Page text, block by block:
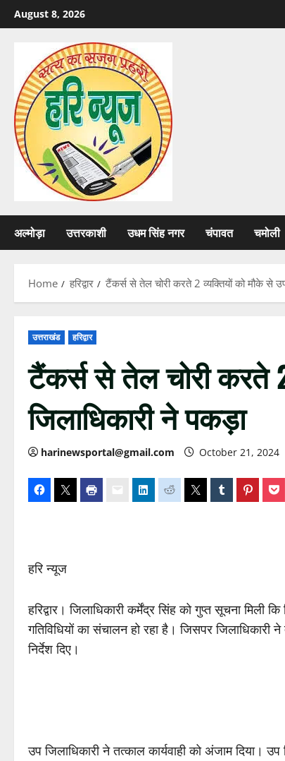
Skip
to
August 8, 2026
अल्मोड़ा उत्तरकाशी उधम सिंह नगर चंपावत चमोली
Home हरिद्वार टैंकर्स से तेल चोरी करते 2 व्यक्तियों को मौके से
उत्तराखंड हरिद्वार
टैंकर्स से तेल चोरी करते
जिलाधिकारी ने पकड़ा
harinewsportal@gmail.com October 21, 2024
हरि न्यूज
हरिद्वार। जिलाधिकारी कर्मेंद्र सिंह को गुप्त सूचना
गतिविधियों का संचालन हो रहा है। जिसपर
निर्देश दिए।
उप जिलाधिकारी ने तत्काल कार्यवाही को अंजाम दिया।